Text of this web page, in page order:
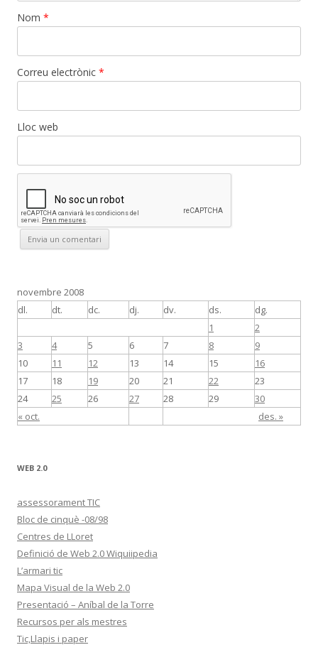
Nom *
Correu electrònic *
Lloc web
novembre 2008
dl.
dt. dc. dj. dv. ds. dg.
« oct. des. »
1
2
3
4 5 6 7 8
9
10
11 12 13 14 15
16
17
18 19 20 21 22
23
24
25 26 27 28 29 30
WEB 2.0
assessorament TIC
Bloc de cinquè -08/98
Centres de LLoret
Definició de Web 2.0 Wiquiipedia
L’armari tic
Mapa Visual de la Web 2.0
Presentació – Aníbal de la Torre
Recursos per als mestres
Tic,Llapis i paper